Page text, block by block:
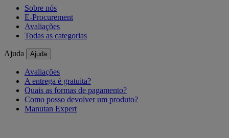
Sobre nós
E-Procurement
Avaliações
Todas as categorias
Ajuda Ajuda
Avaliações
A entrega é gratuita?
Quais as formas de pagamento?
Como posso devolver um produto?
Manutan Expert